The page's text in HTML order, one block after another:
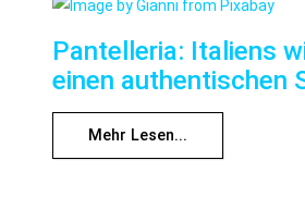
Pantelleria: Italiens
einen authentischen
Mehr Lesen...